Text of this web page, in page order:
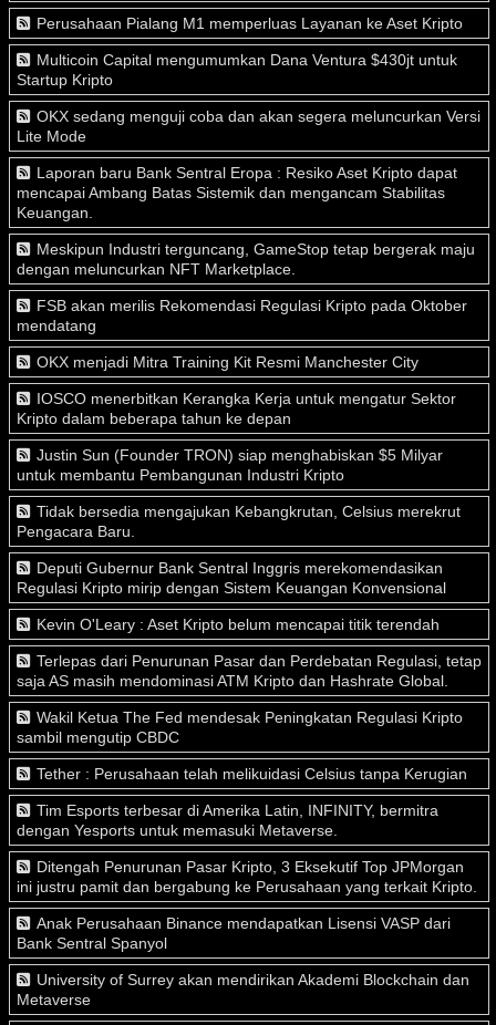
Perusahaan Pialang M1 memperluas Layanan ke Aset Kripto
Multicoin Capital mengumumkan Dana Ventura $430jt untuk
Startup Kripto
OKX sedang menguji coba dan akan segera meluncurkan Versi
Lite Mode
Laporan baru Bank Sentral Eropa : Resiko Aset Kripto dapat
mencapai Ambang Batas Sistemik dan mengancam Stabilitas
Keuangan.
Meskipun Industri terguncang, GameStop tetap bergerak maju
dengan meluncurkan NFT Marketplace.
FSB akan merilis Rekomendasi Regulasi Kripto pada Oktober
mendatang
OKX menjadi Mitra Training Kit Resmi Manchester City
IOSCO menerbitkan Kerangka Kerja untuk mengatur Sektor
Kripto dalam beberapa tahun ke depan
Justin Sun (Founder TRON) siap menghabiskan $5 Milyar
untuk membantu Pembangunan Industri Kripto
Tidak bersedia mengajukan Kebangkrutan, Celsius merekrut
Pengacara Baru.
Deputi Gubernur Bank Sentral Inggris merekomendasikan
Regulasi Kripto mirip dengan Sistem Keuangan Konvensional
Kevin O'Leary : Aset Kripto belum mencapai titik terendah
Terlepas dari Penurunan Pasar dan Perdebatan Regulasi, tetap
saja AS masih mendominasi ATM Kripto dan Hashrate Global.
Wakil Ketua The Fed mendesak Peningkatan Regulasi Kripto
sambil mengutip CBDC
Tether : Perusahaan telah melikuidasi Celsius tanpa Kerugian
Tim Esports terbesar di Amerika Latin, INFINITY, bermitra
dengan Yesports untuk memasuki Metaverse.
Ditengah Penurunan Pasar Kripto, 3 Eksekutif Top JPMorgan
ini justru pamit dan bergabung ke Perusahaan yang terkait Kripto.
Anak Perusahaan Binance mendapatkan Lisensi VASP dari
Bank Sentral Spanyol
University of Surrey akan mendirikan Akademi Blockchain dan
Metaverse